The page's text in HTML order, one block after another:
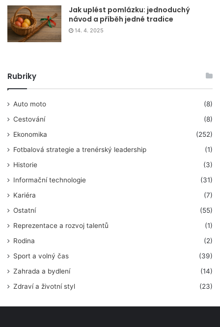
Jak uplést pomlázku: jednoduchý
návod a příběh jedné tradice
14. 4. 2025
Rubriky
Auto moto
(8)
Cestování
(8)
Ekonomika
(252)
Fotbalová strategie a trenérský leadership
(1)
Historie
(3)
Informační technologie
(31)
Kariéra
(7)
Ostatní
(55)
Reprezentace a rozvoj talentů
(1)
Rodina
(2)
Sport a volný čas
(39)
Zahrada a bydlení
(14)
Zdraví a životní styl
(23)